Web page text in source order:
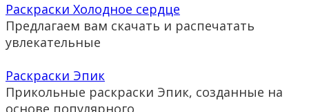
Раскраски Холодное сердце
Предлагаем вам скачать и распечатать
увлекательные
Раскраски Эпик
Прикольные раскраски Эпик, созданные на